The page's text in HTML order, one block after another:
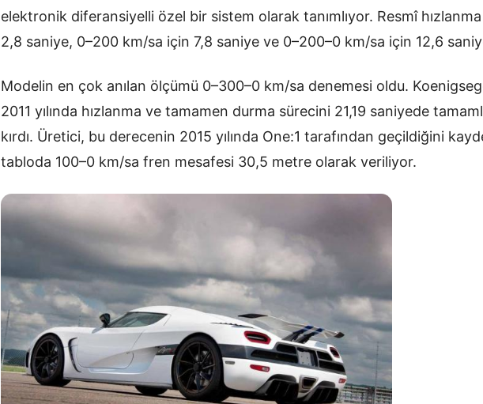
elektronik diferansiyelli özel bir sistem olarak tanımlıyor. Resmî
2,8 saniye, 0–200 km/sa için 7,8 saniye ve 0–200–0 km/sa için 12,6
Modelin en çok anılan ölçümü 0–300–0 km/sa denemesi oldu.
2011 yılında hızlanma ve tamamen durma sürecini 21,19 saniyede
kırdı. Üretici, bu derecenin 2015 yılında One:1 tarafından geçildiğini
tabloda 100–0 km/sa fren mesafesi 30,5 metre olarak veriliyor.